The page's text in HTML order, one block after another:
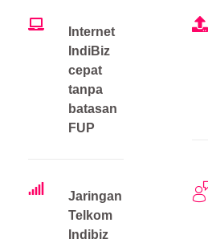
Internet
IndiBiz
cepat
tanpa
batasan
FUP
Jaringan
Telkom
Indibiz